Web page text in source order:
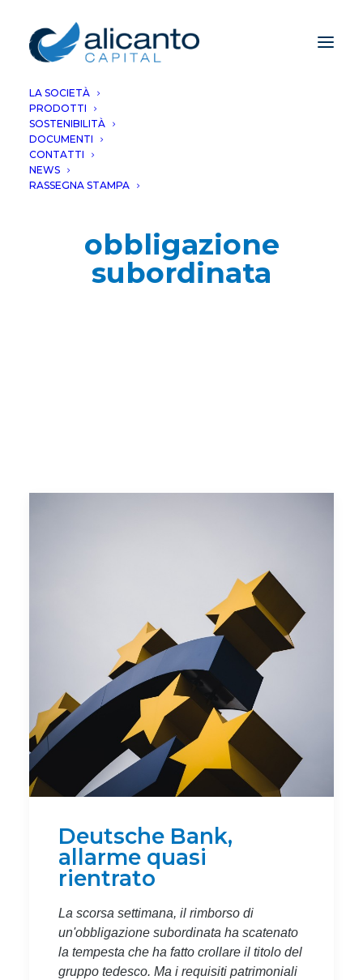
LA SOCIETÀ
PRODOTTI
SOSTENIBILITÀ
DOCUMENTI
CONTATTI
NEWS
RASSEGNA STAMPA
obbligazione
subordinata
Deutsche Bank,
allarme quasi
rientrato
La scorsa settimana, il rimborso di
un'obbligazione subordinata ha scatenato
la tempesta che ha fatto crollare il titolo del
gruppo tedesco. Ma i requisiti patrimoniali